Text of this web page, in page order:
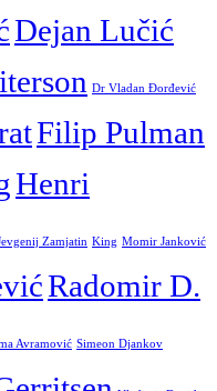
Dejan Lučić
Dr Vladan Đorđević
Filip Pulman
Henri
Zamjatin King Momir Janković
Radomir D.
Avramović Simeon Djankov